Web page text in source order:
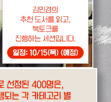
선정된 400명은,
되는 각 카테고리 별